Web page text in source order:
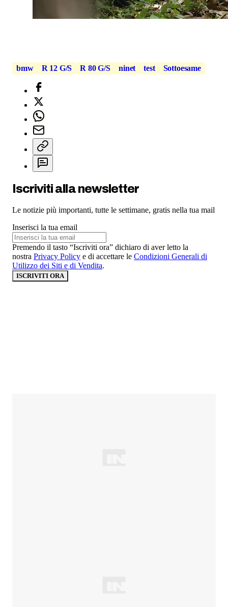
bmw R 12 G/S R 80 G/S ninet test Sottoesame
Iscriviti alla newsletter
Le notizie più importanti, tutte le settimane, gratis nella tua mail
Inserisci la tua email
Premendo il tasto “Iscriviti ora” dichiaro di aver letto la
nostra Privacy Policy e di accettare le Condizioni Generali di
Utilizzo dei Siti e di Vendita.
ISCRIVITI ORA